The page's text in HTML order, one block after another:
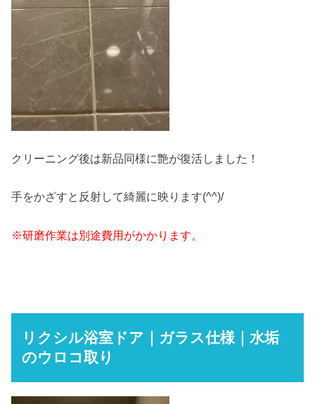
クリーニング後は新品同様に艶が復活しました！
手をかざすと反射して綺麗に映ります(^^)/
※研磨作業は別途費用がかかります。
リクシル浴室ドア｜ガラス仕様｜水垢
のウロコ取り